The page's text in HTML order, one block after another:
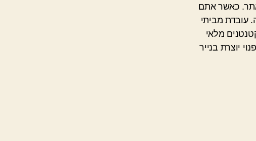
כאשר אתם
עובדת מביתי
מלאי
יוצרת בנייר